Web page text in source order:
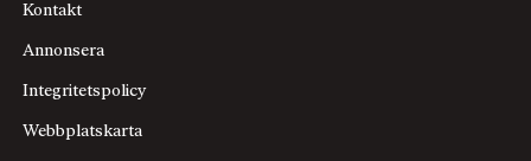
Kontakt
Annonsera
Integritetspolicy
Webbplatskarta